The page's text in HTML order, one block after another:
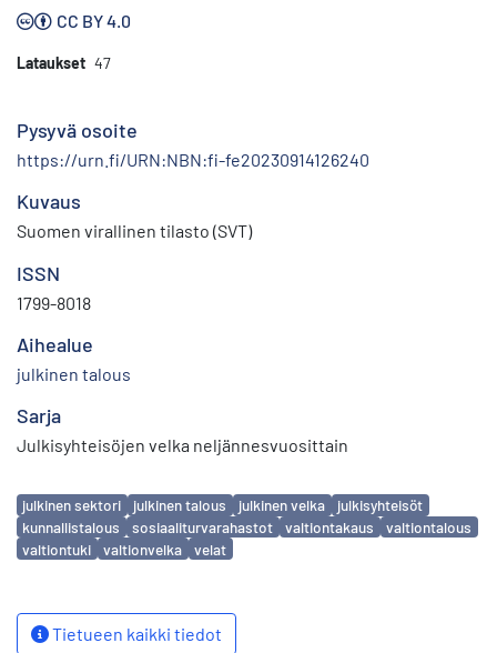
CC BY 4.0
Lataukset 47
Pysyvä osoite
https://urn.fi/URN:NBN:fi-fe20230914126240
Kuvaus
Suomen virallinen tilasto (SVT)
ISSN
1799-8018
Aihealue
julkinen talous
Sarja
Julkisyhteisöjen velka neljännesvuosittain
Avainsanat
julkinen sektori julkinen talous julkinen velka
julkisyhteisöt
kunnallistalous
sosiaaliturvarahastot valtiontakaus
valtiontalous
valtiontuki
valtionvelka velat
Tietueen kaikki tiedot